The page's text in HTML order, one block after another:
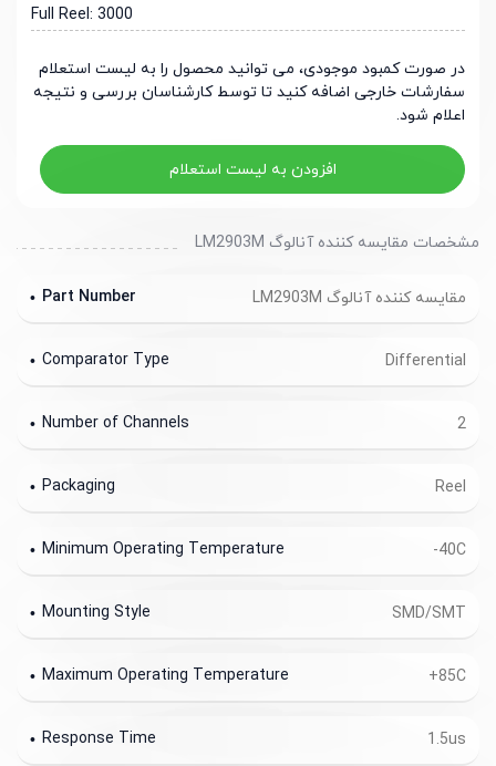
Full Reel: 3000
در صورت کمبود موجودی، می توانید محصول را به لیست استعلام
سفارشات خارجی اضافه کنید تا توسط کارشناسان بررسی و نتیجه
اعلام شود.
افزودن به لیست استعلام
مشخصات مقایسه کننده آنالوگ LM2903M
مقایسه کننده آنالوگ LM2903M Part Number
Differential
Comparator Type
2
Number of Channels
Reel
Packaging
-40C
Minimum Operating Temperature
SMD/SMT
Mounting Style
+85C
Maximum Operating Temperature
1.5us
Response Time